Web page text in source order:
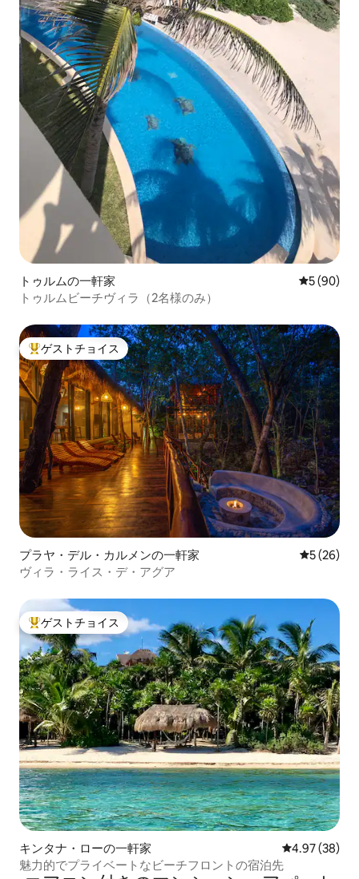
トゥルムの一軒家 レビュー
5 (90)
トゥルムビーチヴィラ（2名様のみ）
大好評のゲストチョイスです。
ゲストチョイス
プラヤ・デル・カルメンの一軒家 レビュー
5 (26)
ヴィラ・ライス・デ・アグア
大好評のゲストチョイスです。
ゲストチョイス
キンタナ・ローの一軒家 レビュー38
4.97 (38)
魅力的でプライベートなビーチフロントの宿泊先